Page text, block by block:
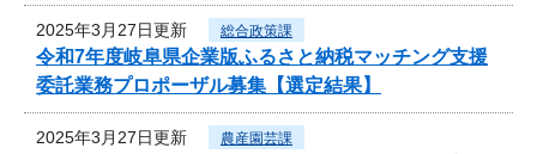
2025年3月27日更新 総合政策課
令和7年度岐阜県企業版ふるさと納税マッチング支援
委託業務プロポーザル募集【選定結果】
2025年3月27日更新 農産園芸課